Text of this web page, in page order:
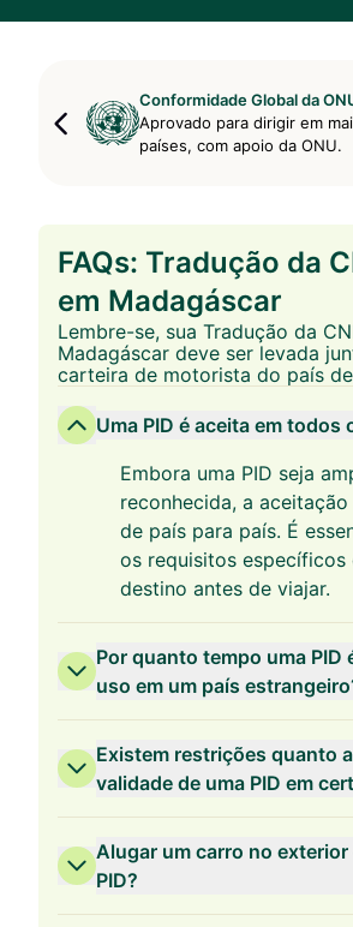
Conformidade Global da
Aprovado para dirigir em
países, com apoio da ONU.
FAQs: Tradução da
em Madagáscar
Lembre-se, sua Tradução da
Madagáscar deve ser levada
carteira de motorista do país
Uma PID é aceita em todos
Embora uma PID seja
reconhecida, a
de país para país. É
os requisitos específicos
destino antes de viajar.
Por quanto tempo uma PID
uso em um país
Existem restrições quanto
validade de uma PID em
Alugar um carro no exterior
PID?